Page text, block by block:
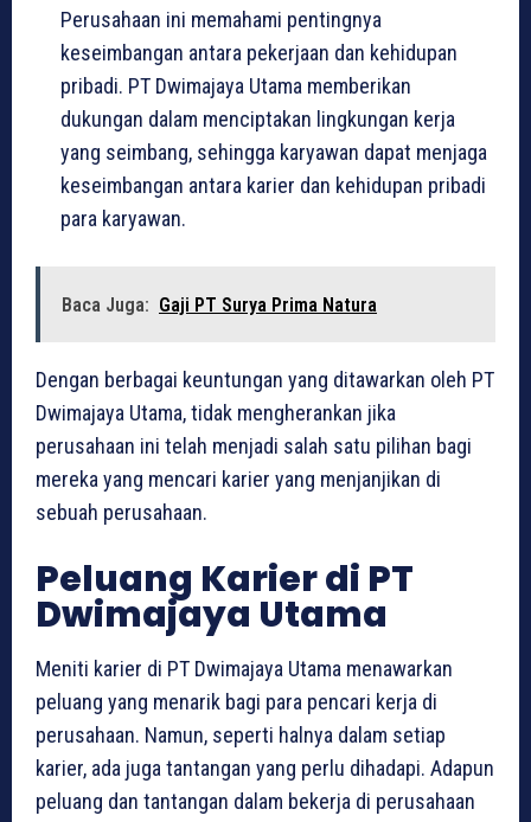
Perusahaan ini memahami pentingnya
keseimbangan antara pekerjaan dan kehidupan
pribadi. PT Dwimajaya Utama memberikan
dukungan dalam menciptakan lingkungan kerja
yang seimbang, sehingga karyawan dapat menjaga
keseimbangan antara karier dan kehidupan pribadi
para karyawan.
Baca Juga: Gaji PT Surya Prima Natura
Dengan berbagai keuntungan yang ditawarkan oleh PT
Dwimajaya Utama, tidak mengherankan jika
perusahaan ini telah menjadi salah satu pilihan bagi
mereka yang mencari karier yang menjanjikan di
sebuah perusahaan.
Peluang Karier di PT
Dwimajaya Utama
Meniti karier di PT Dwimajaya Utama menawarkan
peluang yang menarik bagi para pencari kerja di
perusahaan. Namun, seperti halnya dalam setiap
karier, ada juga tantangan yang perlu dihadapi. Adapun
peluang dan tantangan dalam bekerja di perusahaan